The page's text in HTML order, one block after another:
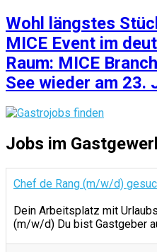
Wohl längstes
MICE Event im
Raum: MICE
See wieder am 23.
Jobs im
Chef de Rang (m/w/d)
Dein Arbeitsplatz mit
(m/w/d) Du bist Gastgeber